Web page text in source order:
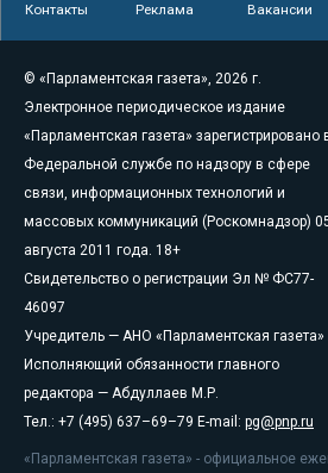
Контакты Реклама Вакансии
© «Парламентская газета», 2026 г.
Электронное периодическое издание
«Парламентская газета» зарегистрировано
Федеральной службе по надзору в сфере
связи, информационных технологий и
массовых коммуникаций (Роскомнадзор)
августа 2011 года. 18+
Свидетельство о регистрации Эл № ФС77-
46097
Учредитель — АНО «Парламентская газета»
Исполняющий обязанности главного
редактора — Абдуллаев М.Р.
Тел.: +7 (495) 637–69–79 E-mail: pg@pnp.ru
«Парламентская газета» - официальное